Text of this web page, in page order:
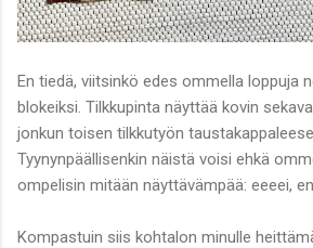
En tiedä, viitsinkö edes ommella loppuja
blokeiksi. Tilkkupinta näyttää kovin
jonkun toisen tilkkutyön
Tyynynpäällisenkin näistä voisi ehkä
ompelisin mitään näyttävämpää: eeeei,
Kompastuin siis kohtalon minulle